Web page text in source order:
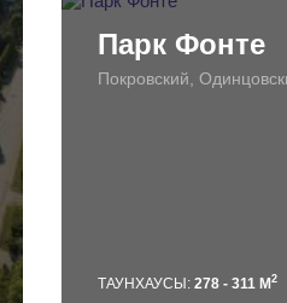
Парк Фонте
Покровский,
ТАУНХАУСЫ: 278 - 311 М 2